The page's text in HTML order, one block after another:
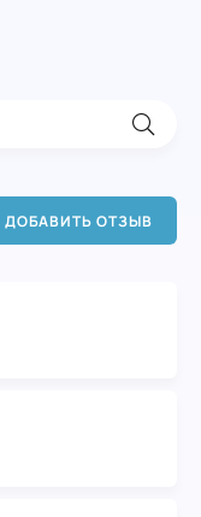
ДОБАВИТЬ ОТЗЫВ